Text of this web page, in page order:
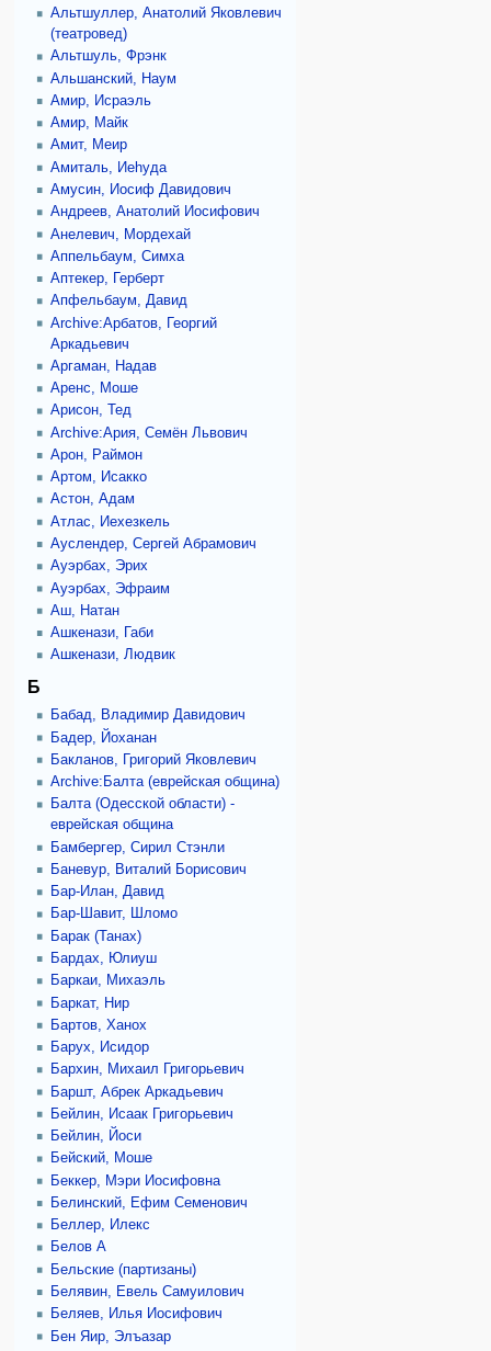
Альтшуллер, Анатолий Яковлевич
(театровед)
Альтшуль, Фрэнк
Альшанский, Наум
Амир, Исраэль
Амир, Майк
Амит, Меир
Амиталь, Иеhуда
Амусин, Иосиф Давидович
Андреев, Анатолий Иосифович
Анелевич, Мордехай
Аппельбаум, Симха
Аптекер, Герберт
Апфельбаум, Давид
Archive:Арбатов, Георгий
Аркадьевич
Аргаман, Надав
Аренс, Моше
Арисон, Тед
Archive:Ария, Семён Львович
Арон, Раймон
Артом, Исакко
Астон, Адам
Атлас, Иехезкель
Ауслендер, Сергей Абрамович
Ауэрбах, Эрих
Ауэрбах, Эфраим
Аш, Натан
Ашкенази, Габи
Ашкенази, Людвик
Б
Бабад, Владимир Давидович
Бадер, Йоханан
Бакланов, Григорий Яковлевич
Archive:Балта (еврейская община)
Балта (Одесской области) -
еврейская община
Бамбергер, Сирил Стэнли
Баневур, Виталий Борисович
Бар-Илан, Давид
Бар-Шавит, Шломо
Барак (Танах)
Бардах, Юлиуш
Баркаи, Михаэль
Баркат, Нир
Бартов, Ханох
Барух, Исидор
Бархин, Михаил Григорьевич
Баршт, Абрек Аркадьевич
Бейлин, Исаак Григорьевич
Бейлин, Йоси
Бейский, Моше
Беккер, Мэри Иосифовна
Белинский, Ефим Семенович
Беллер, Илекс
Белов А
Бельские (партизаны)
Белявин, Евель Самуилович
Беляев, Илья Иосифович
Бен Яир, Элъазар